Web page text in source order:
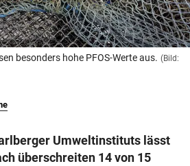
& Co KG 2026
besonders hohe PFOS-Werte aus. (Bild:
Umweltinstituts lässt
überschreiten 14 von 15